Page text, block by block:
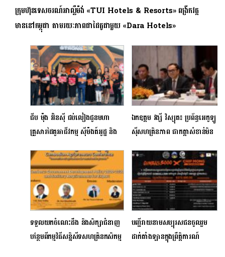
ក្រុមហ៊ុនទេសចរណ៍អាល្លឺម៉ង់ «TUI Hotels & Resorts» ពង្រីកវត្ត
មាននៅកម្ពុជា តាមរយៈភាពជាដៃគូជាមួយ «Dara Hotels»
ជីប ម៉ុង អ៊ិនស៊ី ជប់លៀងជូនមហា
គ្រួសារដៃគូអាជីវកម្ម ស៊ីម៉ងត៍អូដ្ឋ និង
ចក្រលំដាប់ពិភពលោកនៅខេត្តកំពត
ឯកឧត្តម វង្សី វិស្សុត៖ ប្រព័ន្ធអេកូឡូ
ស៊ីសហគ្រិនភាព ជាកត្តាសំខាន់មិន
ស្ទួយសហគ្រិនភាព
ទទួលយកចំណេះដឹង និងសិក្សាជំនាញ
បន្ថែមពីកម្មវិធីសន្និសីទសហគ្រិនកសិកម្ម
បញ្ជីរាយនាមសប្បុរសជនចូលរួម
ដាក់តាំងឡានក្នុងព្រឹត្តិការណ៍​